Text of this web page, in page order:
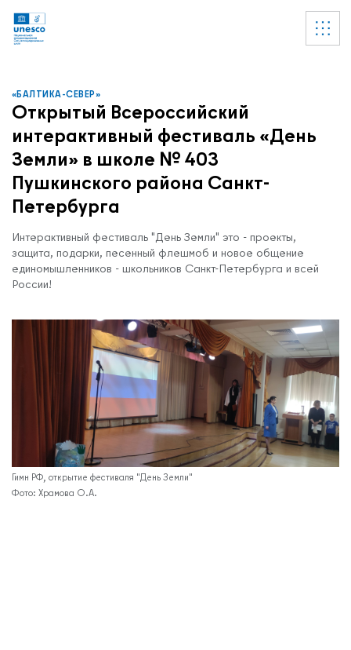
«БАЛТИКА-СЕВЕР»
Открытый Всероссийский
интерактивный фестиваль «День
Земли» в школе № 403
Пушкинского района Санкт-
Петербурга
Интерактивный фестиваль "День Земли" это - проекты,
защита, подарки, песенный флешмоб и новое общение
единомышленников - школьников Санкт-Петербурга и всей
России!
Гимн РФ, открытие фестиваля "День Земли"
Храмова О.А.
Ссылки
УВЕДОМЛЕНИЕ
Список пуст